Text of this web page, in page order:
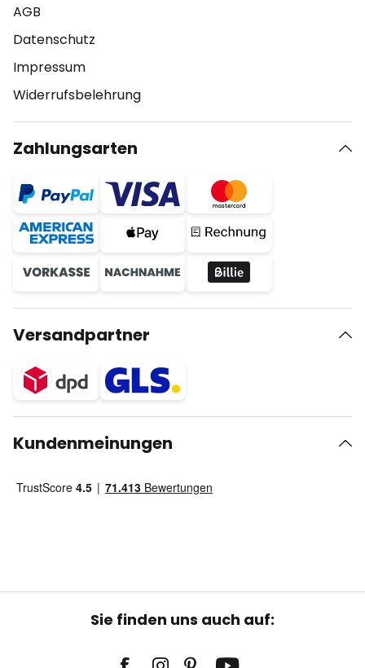
AGB
Datenschutz
Impressum
Widerrufsbelehrung
Zahlungsarten
Versandpartner
Kundenmeinungen
Sie finden uns auch auf: